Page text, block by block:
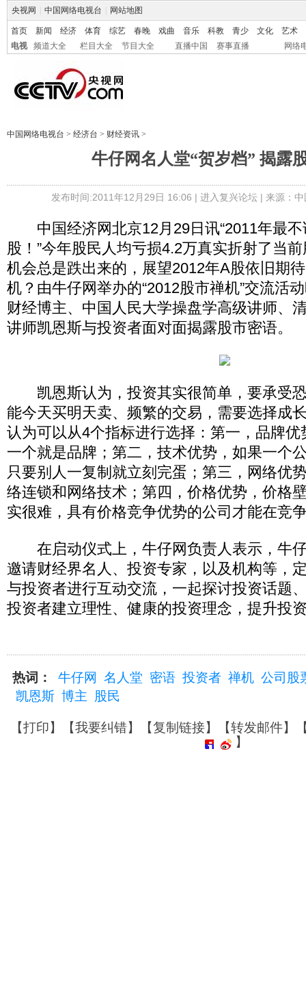
央视网 中国网络电视台 网站地图
首页 新闻 经济 体育 综艺 春晚 戏曲 音乐 科教 青少 文化
艺术
电视
频道大全 栏目大全 节目大全 直播中国 赛事直播 网络
中国网络电视台 > 经济台 > 财经资讯 >
牛仔网名人堂“贺岁档” 揭露
发布时间:2011年12月29日 16:06 | 进入复兴论坛| 来源：
中国经济网北京12月29日讯“2011年最不
股！”今年股民人均亏损4.2万真实折射了当
机会总是跌出来的，展望2012年A股依旧期
机？由牛仔网举办的“2012股市禅机”交流活
财经博主、中国人民大学操盘学高级讲师、
讲师凯恩斯与投资者面对面揭露股市密语。
凯恩斯认为，投资其实很简单，要承受
能今天买明天卖、频繁的交易，需要选择成
认为可以从4个指标进行选择：第一，品牌
一个就是品牌；第二，技术优势，如果一个
只要别人一复制就立刻完蛋；第三，网络优
络连锁和网络技术；第四，价格优势，价格
实很难，具有价格竞争优势的公司才能在竞
在启动仪式上，牛仔网负责人表示，牛
邀请财经界名人、投资专家，以及机构等，
与投资者进行互动交流，一起探讨投资话题
投资者建立理性、健康的投资理念，提升投
热词： 牛仔网 名人堂 密语 投资者 禅机 公司股
凯恩斯 博主 股民
【打印】【我要纠错】【复制链接】【转发邮件】
】